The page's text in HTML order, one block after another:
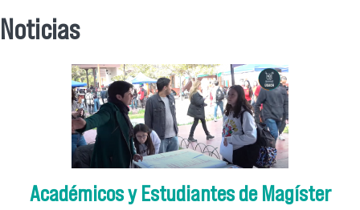
Noticias
Académicos y Estudiantes de Magíster